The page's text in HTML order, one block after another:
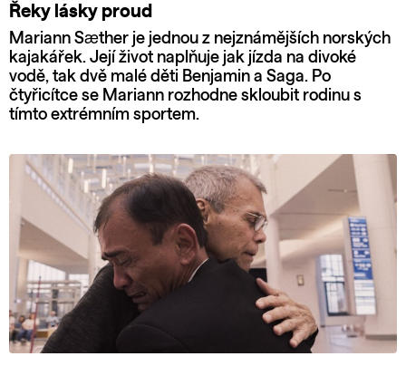
Řeky lásky proud
Mariann Sæther je jednou z nejznámějších norských
kajakářek. Její život naplňuje jak jízda na divoké
vodě, tak dvě malé děti Benjamin a Saga. Po
čtyřicítce se Mariann rozhodne skloubit rodinu s
tímto extrémním sportem.